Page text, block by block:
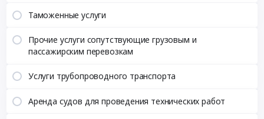
Таможенные услуги
Прочие услуги сопутствующие грузовым и
пассажирским перевозкам
Услуги трубопроводного транспорта
Аренда судов для проведения технических работ